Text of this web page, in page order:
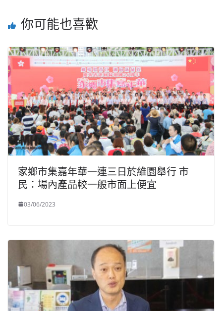
你可能也喜歡
家鄉市集嘉年華一連三日於維園舉行 市
民：場內產品較一般市面上便宜
03/06/2023